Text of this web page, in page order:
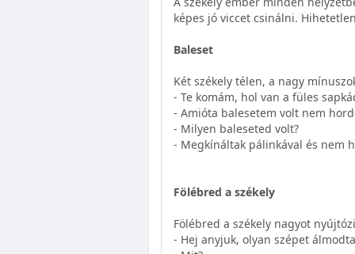
képes jó viccet csinálni.
Baleset
Két székely télen, a nagy
- Te komám, hol van a füles
- Amióta balesetem volt nem
- Milyen baleseted volt?
- Megkínáltak pálinkával és nem
Fölébred a székely
Fölébred a székely nagyot
- Hej anyjuk, olyan szépet